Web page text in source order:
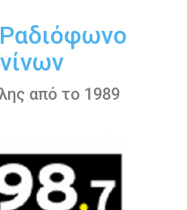
από το 1989